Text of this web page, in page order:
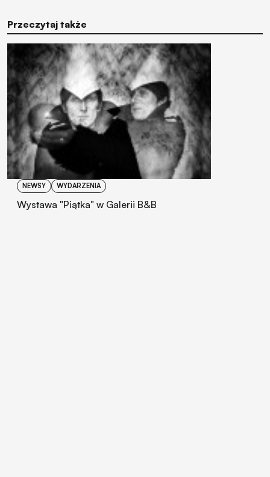
Przeczytaj także
NEWSY WYDARZENIA
Wystawa "Piątka" w Galerii B&B